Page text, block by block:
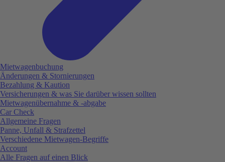
Mietwagenbuchung
Änderungen & Stornierungen
Bezahlung & Kaution
Versicherungen & was Sie darüber wissen sollten
Mietwagenübernahme & -abgabe
Car Check
Allgemeine Fragen
Panne, Unfall & Strafzettel
Verschiedene Mietwagen-Begriffe
Account
Alle Fragen auf einen Blick